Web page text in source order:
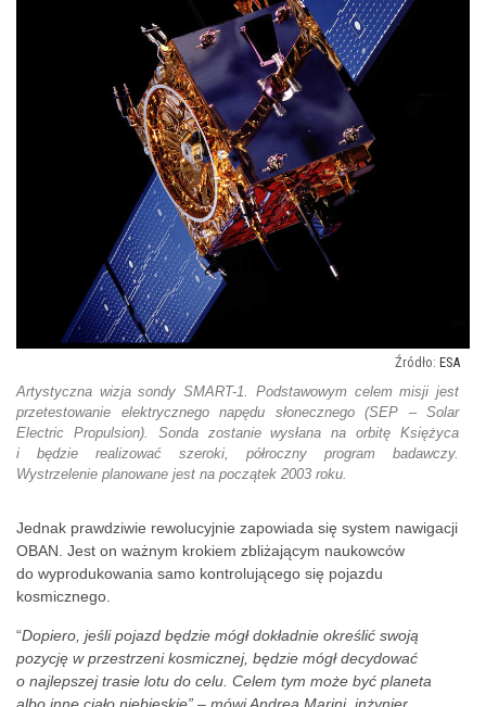
ESA
Artystyczna wizja sondy SMART-1. Podstawowym celem misji jest
przetestowanie elektrycznego napędu słonecznego (SEP – Solar
Electric Propulsion). Sonda zostanie wysłana na orbitę Księżyca
i będzie realizować szeroki, półroczny program badawczy.
Wystrzelenie planowane jest na początek 2003 roku.
Jednak prawdziwie rewolucyjnie zapowiada się system nawigacji
OBAN. Jest on ważnym krokiem zbliżającym naukowców
do wyprodukowania samo kontrolującego się pojazdu
kosmicznego.
“Dopiero, jeśli pojazd będzie mógł dokładnie określić swoją
pozycję w przestrzeni kosmicznej, będzie mógł decydować
o najlepszej trasie lotu do celu. Celem tym może być planeta